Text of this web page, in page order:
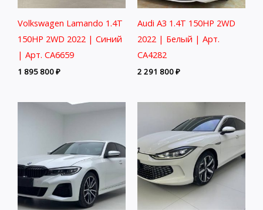
Volkswagen Lamando 1.4T
150HP 2WD 2022 | Синий
| Арт. CA6659
1 895 800₽
Audi A3 1.4T 150HP 2WD
2022 | Белый | Арт.
CA4282
2 291 800₽